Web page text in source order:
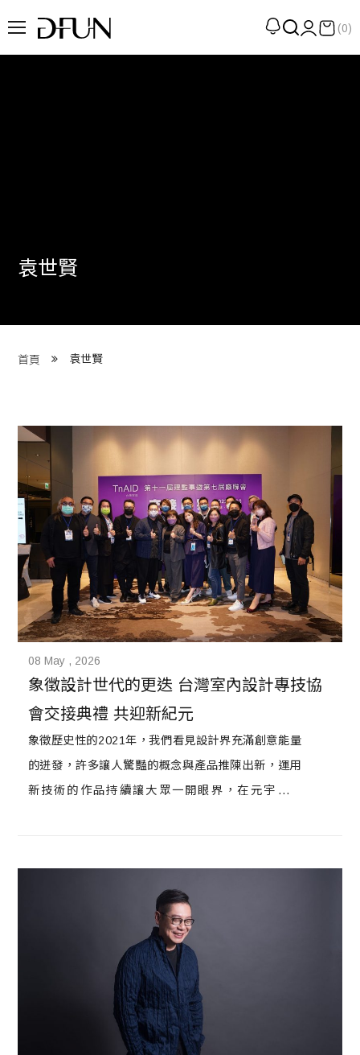
展
們 About DFUN
藏 Cover Archives
團 Square Rich
們 Contact Us
(0)
袁世賢
首頁 袁世賢
08 May , 2026
象徵設計世代的更迭 台灣室內設計專技協
會交接典禮 共迎新紀元
象徵歷史性的2021年，我們看見設計界充滿創意能量
的迸發，許多讓人驚豔的概念與產品推陳出新，運用
新技術的作品持續讓大眾一開眼界，在元宇宙、
的更迭與變化，攜手共迎新紀元，一同創造更好、更
多元的設計生態。台灣室內設計專技協會於111年1月
10日舉行第11屆理監事交接典禮，由第十屆理事長劉
榮祿交棒給袁世賢擔任第11屆理事長。